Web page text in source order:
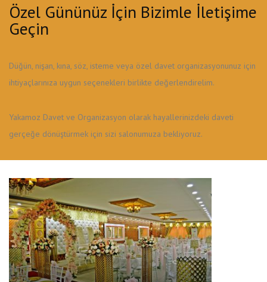
Özel Gününüz İçin Bizimle İletişime
Geçin
Düğün, nişan, kına, söz, isteme veya özel davet organizasyonunuz için
ihtiyaçlarınıza uygun seçenekleri birlikte değerlendirelim.
Yakamoz Davet ve Organizasyon olarak hayallerinizdeki daveti
gerçeğe dönüştürmek için sizi salonumuza bekliyoruz.